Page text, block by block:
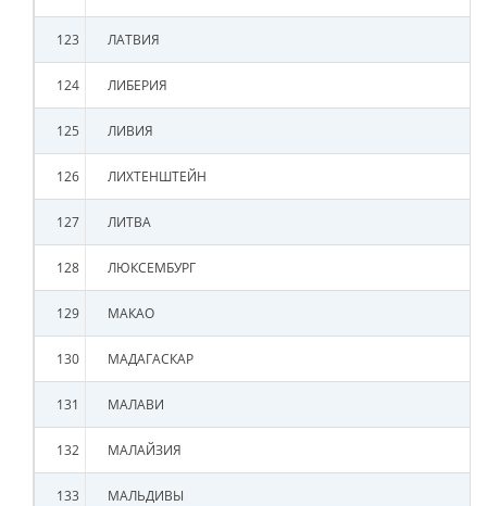
123 ЛАТВИЯ
124 ЛИБЕРИЯ
125 ЛИВИЯ
126 ЛИХТЕНШТЕЙН
127 ЛИТВА
128 ЛЮКСЕМБУРГ
129 МАКАО
130 МАДАГАСКАР
131 МАЛАВИ
132 МАЛАЙЗИЯ
133 МАЛЬДИВЫ